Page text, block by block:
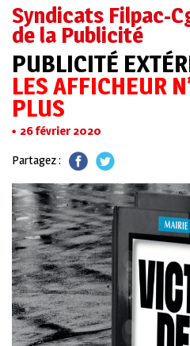
Syndicats Filpac-
de la Publicité
PUBLICITÉ
LES AFFICHEUR
PLUS
26 février 2020
Partagez :